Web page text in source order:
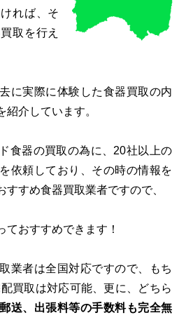
れば、そ
取を行え
に実際に体験した食器買取の内
介しています。
食器の買取の為に、20社以上の
依頼しており、その時の情報を
すめ食器買取業者ですので、
ておすすめできます！
業者は全国対応ですので、もち
買取は対応可能、更に、どちら
送、出張料等の手数料も完全無